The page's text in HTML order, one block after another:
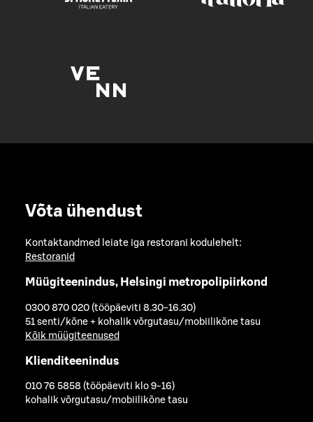
Võta ühendust
Kontaktandmed leiate iga restorani kodulehelt:
Restoranid
Müügiteenindus, Helsingi metropolipiirkond
0300 870 020 (tööpäeviti 8.30-16.30)
51 senti/kõne + kohalik võrgutasu/mobiilikõne tasu
Kõik müügiteenused
Klienditeenindus
010 76 5858 (tööpäeviti klo 9-16)
kohalik võrgutasu/mobiilikõne tasu